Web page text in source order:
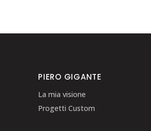
PIERO GIGANTE
La mia visione
Progetti Custom